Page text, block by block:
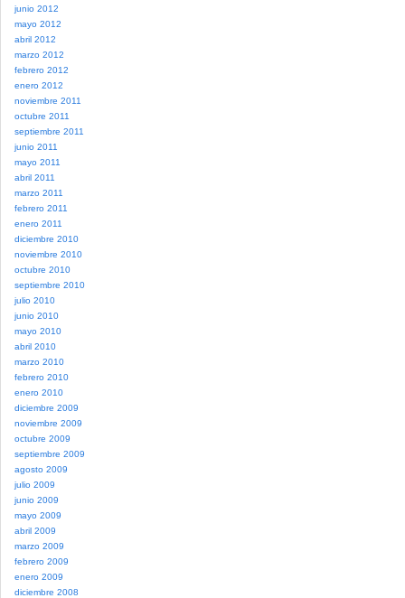
junio 2012
mayo 2012
abril 2012
marzo 2012
febrero 2012
enero 2012
noviembre 2011
octubre 2011
septiembre 2011
junio 2011
mayo 2011
abril 2011
marzo 2011
febrero 2011
enero 2011
diciembre 2010
noviembre 2010
octubre 2010
septiembre 2010
julio 2010
junio 2010
mayo 2010
abril 2010
marzo 2010
febrero 2010
enero 2010
diciembre 2009
noviembre 2009
octubre 2009
septiembre 2009
agosto 2009
julio 2009
junio 2009
mayo 2009
abril 2009
marzo 2009
febrero 2009
enero 2009
diciembre 2008